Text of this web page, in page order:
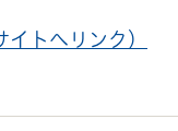
トへリンク）